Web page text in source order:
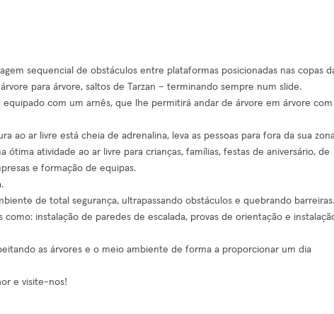
sequencial de obstáculos entre plataformas posicionadas nas copas
para árvore, saltos de Tarzan – terminando sempre num slide.
com um arnês, que lhe permitirá andar de árvore em árvore com
ao ar livre está cheia de adrenalina, leva as pessoas para fora da sua
atividade ao ar livre para crianças, famílias, festas de aniversário, de
e formação de equipas.
de total segurança, ultrapassando obstáculos e quebrando barreiras.
como: instalação de paredes de escalada, provas de orientação e
as árvores e o meio ambiente de forma a proporcionar um dia
e visite-nos!